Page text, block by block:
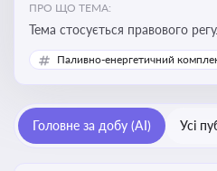
ПРО ЩО ТЕМА:
Тема стосується правового
теплопостачання в Україні,
енергетичної безпеки,
комунальних послуг
Паливно-енергетичний
Головне за добу (AI) Усі